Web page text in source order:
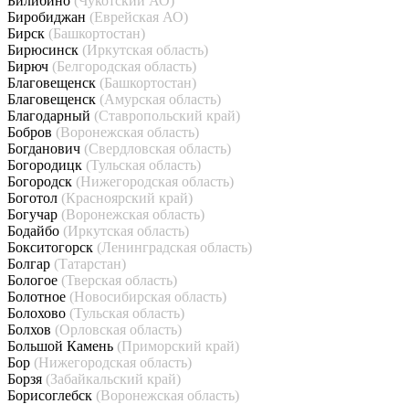
Биробиджан (Еврейская АО)
Бирск (Башкортостан)
Бирюсинск (Иркутская область)
Бирюч (Белгородская область)
Благовещенск (Башкортостан)
Благовещенск (Амурская область)
Благодарный (Ставропольский край)
Бобров (Воронежская область)
Богданович (Свердловская область)
Богородицк (Тульская область)
Богородск (Нижегородская область)
Боготол (Красноярский край)
Богучар (Воронежская область)
Бодайбо (Иркутская область)
Бокситогорск (Ленинградская область)
Болгар (Татарстан)
Бологое (Тверская область)
Болотное (Новосибирская область)
Болохово (Тульская область)
Болхов (Орловская область)
Большой Камень (Приморский край)
Бор (Нижегородская область)
Борзя (Забайкальский край)
Борисоглебск (Воронежская область)